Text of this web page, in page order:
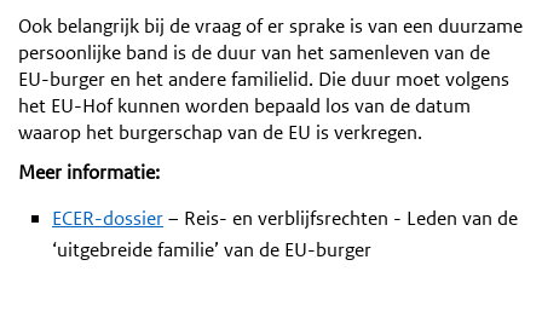
Ook belangrijk bij de vraag of er sprake is van een duurzame
persoonlijke band is de duur van het samenleven van de
EU-burger en het andere familielid. Die duur moet volgens
het EU-Hof kunnen worden bepaald los van de datum
waarop het burgerschap van de EU is verkregen.
Meer informatie:
ECER-dossier– Reis- en verblijfsrechten - Leden van de
‘uitgebreide familie’ van de EU-burger